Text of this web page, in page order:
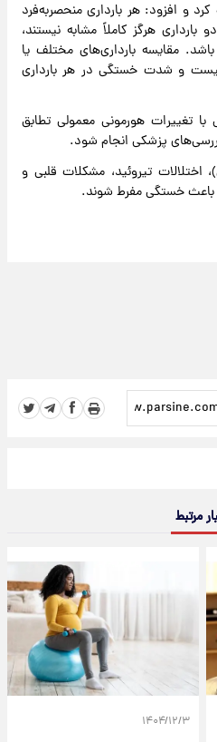
و افزود: هر بارداری منحصربه‌فرد
هرگز کاملاً مشابه نیستند،
مقایسه بارداری‌های مختلف یا
و شدت خستگی در هر بارداری
تغییرات هورمونی معمولی تطابق
پزشکی انجام شود.
تیروئید، مشکلات قلبی و
باعث خستگی مفرط شوند.
مرتبط
۱۴۰۴/۱۲/۳